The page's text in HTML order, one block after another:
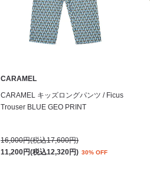
CARAMEL
CARAMEL キッズロングパンツ / Ficus
Trouser BLUE GEO PRINT
16,000円(税込17,600円)
11,200円(税込12,320円) 30% OFF